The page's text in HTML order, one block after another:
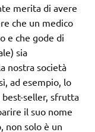
merita di avere
che un medico
e che gode di
sia
nostra società
ad esempio, lo
best-seller, sfrutta
il suo nome
non solo è un